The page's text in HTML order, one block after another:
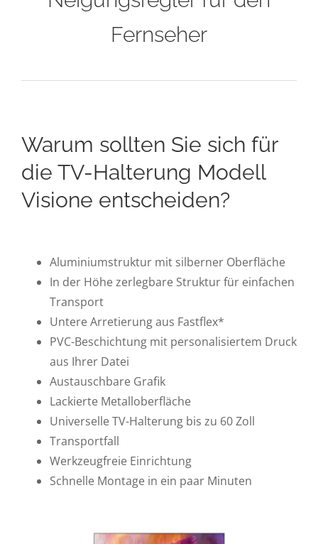
Fernseher
Warum sollten Sie sich für
die TV-Halterung Modell
Visione entscheiden?
Aluminiumstruktur mit silberner Oberfläche
In der Höhe zerlegbare Struktur für einfachen
Transport
Untere Arretierung aus Fastflex*
PVC-Beschichtung mit personalisiertem Druck
aus Ihrer Datei
Austauschbare Grafik
Lackierte Metalloberfläche
Universelle TV-Halterung bis zu 60 Zoll
Transportfall
Werkzeugfreie Einrichtung
Schnelle Montage in ein paar Minuten